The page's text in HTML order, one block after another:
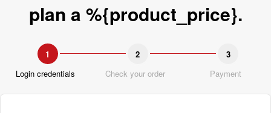
plan a %{product_price}.
1
Login credentials
2
Check your order
3
Payment